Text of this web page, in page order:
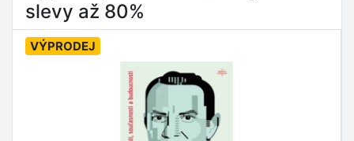
slevy až 80%
VÝPRODEJ